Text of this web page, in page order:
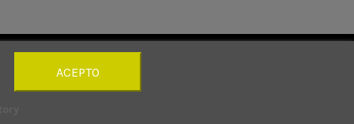
ACEPTO